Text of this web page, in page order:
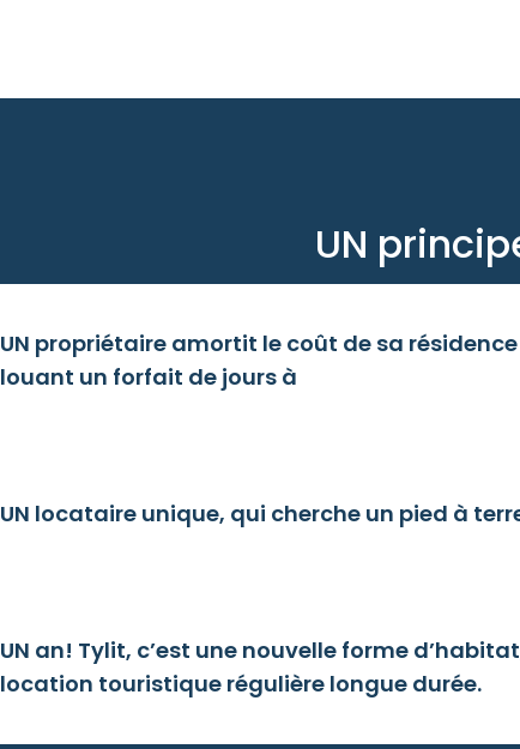
UN
UN propriétaire amortit le coût de sa
louant un forfait de jours à
UN locataire unique, qui cherche un pied à
UN an! Tylit, c’est une nouvelle forme
location touristique régulière longue durée.